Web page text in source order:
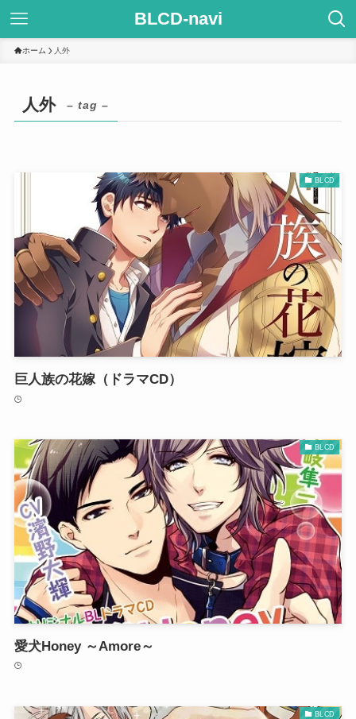
BLCD-navi
ホーム 人外
人外 – tag –
BLCD
巨人族の花嫁（ドラマCD）
BLCD
愛犬Honey ～Amore～
BLCD